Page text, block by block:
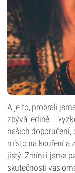
A je to, probrali
zbývá jediné –
našich doporučení,
místo na kouření a
jistý. Zmínili jsme
skutečnosti vás